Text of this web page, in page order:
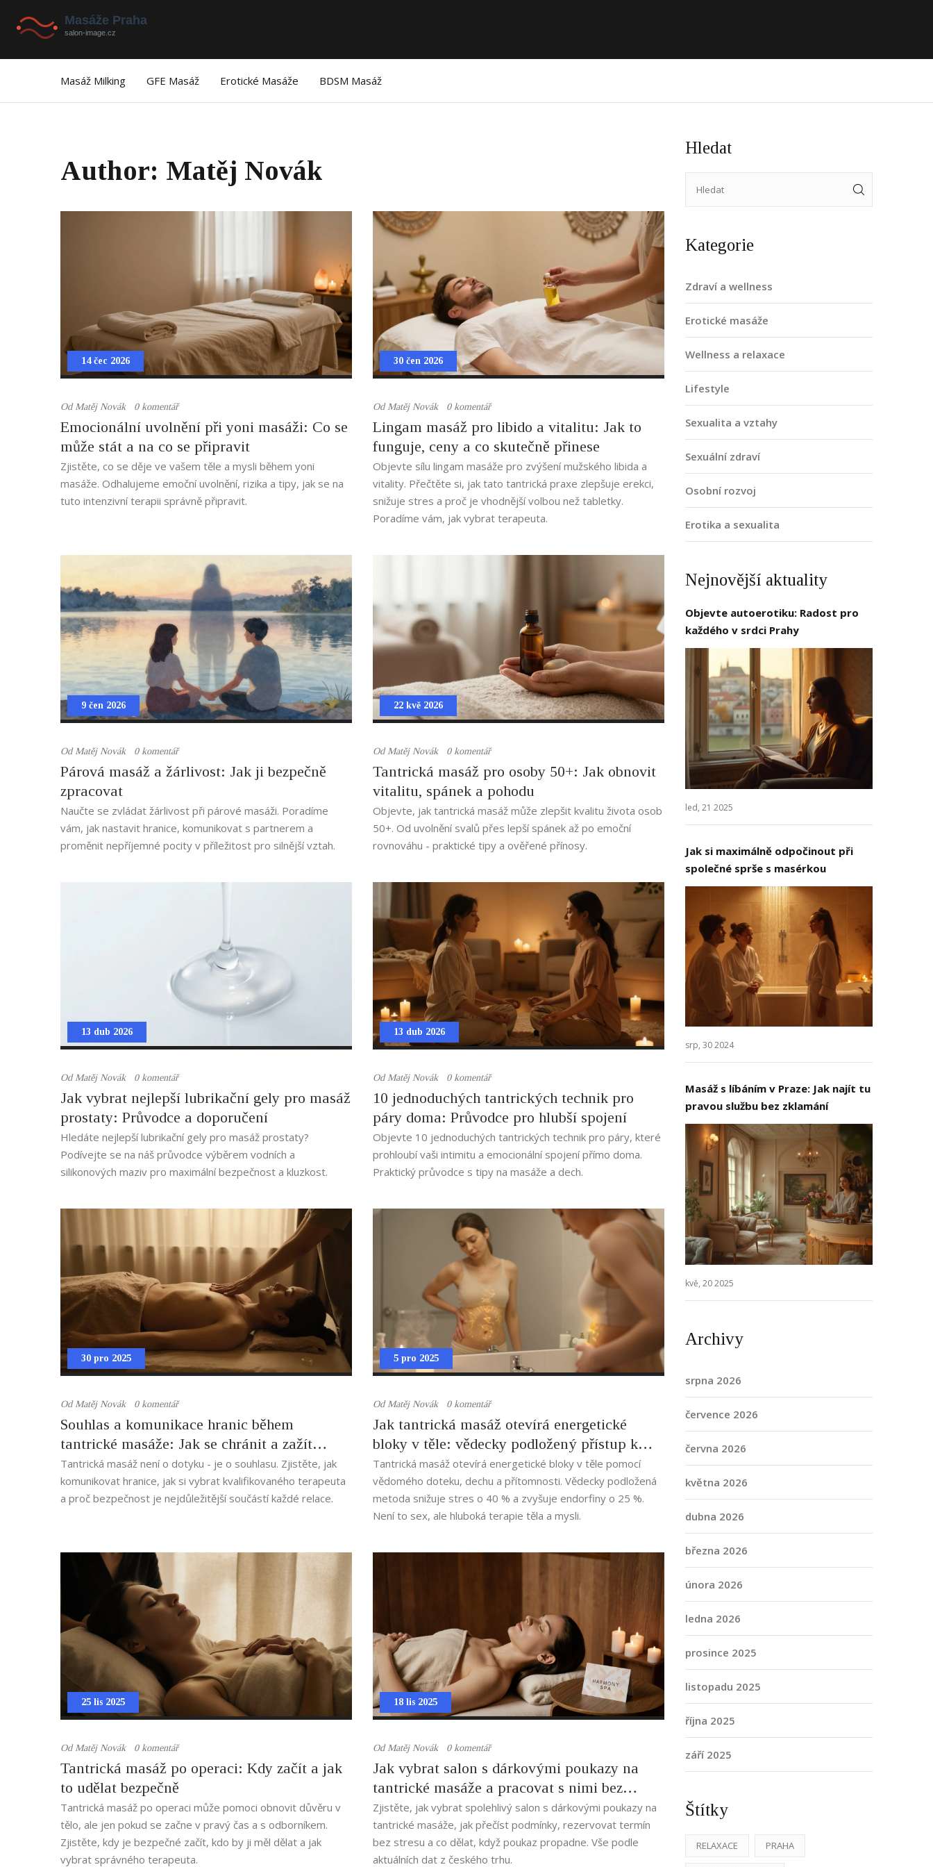
Masáž Milking GFE Masáž Erotické Masáže BDSM Masáž
Author: Matěj Novák
14 čec 2026
OdMatěj Novák 0 komentář
Emocionální uvolnění při yoni masáži: Co se
může stát a na co se připravit
Zjistěte, co se děje ve vašem těle a mysli během yoni
masáže. Odhalujeme emoční uvolnění, rizika a tipy, jak se na
tuto intenzivní terapii správně připravit.
30 čen 2026
OdMatěj Novák 0 komentář
Lingam masáž pro libido a vitalitu: Jak to
funguje, ceny a co skutečně přinese
Objevte sílu lingam masáže pro zvýšení mužského libida a
vitality. Přečtěte si, jak tato tantrická praxe zlepšuje erekci,
snižuje stres a proč je vhodnější volbou než tabletky.
Poradíme vám, jak vybrat terapeuta.
9 čen 2026
Od Matěj Novák 0 komentář
Párová masáž a žárlivost: Jak ji bezpečně
zpracovat
Naučte se zvládat žárlivost při párové masáži. Poradíme
vám, jak nastavit hranice, komunikovat s partnerem a
proměnit nepříjemné pocity v příležitost pro silnější vztah.
22 kvě 2026
Od Matěj Novák 0 komentář
Tantrická masáž pro osoby 50+: Jak obnovit
vitalitu, spánek a pohodu
Objevte, jak tantrická masáž může zlepšit kvalitu života osob
50+. Od uvolnění svalů přes lepší spánek až po emoční
rovnováhu - praktické tipy a ověřené přínosy.
13 dub 2026
Od Matěj Novák 0 komentář
Jak vybrat nejlepší lubrikační gely pro masáž
prostaty: Průvodce a doporučení
Hledáte nejlepší lubrikační gely pro masáž prostaty?
Podívejte se na náš průvodce výběrem vodních a
silikonových maziv pro maximální bezpečnost a kluzkost.
13 dub 2026
Od Matěj Novák 0 komentář
10 jednoduchých tantrických technik pro
páry doma: Průvodce pro hlubší spojení
Objevte 10 jednoduchých tantrických technik pro páry, které
prohloubí vaši intimitu a emocionální spojení přímo doma.
Praktický průvodce s tipy na masáže a dech.
30 pro 2025
OdMatěj Novák 0 komentář
Souhlas a komunikace hranic během
tantrické masáže: Jak se chránit a zažít
bezpečnou zkušenost
Tantrická masáž není o dotyku - je o souhlasu. Zjistěte, jak
komunikovat hranice, jak si vybrat kvalifikovaného terapeuta
a proč bezpečnost je nejdůležitější součástí každé relace.
5 pro 2025
OdMatěj Novák 0 komentář
Jak tantrická masáž otevírá energetické
bloky v těle: vědecky podložený přístup k
uvolnění energie
Tantrická masáž otevírá energetické bloky v těle pomocí
vědomého doteku, dechu a přítomnosti. Vědecky podložená
metoda snižuje stres o 40 % a zvyšuje endorfiny o 25 %.
Není to sex, ale hluboká terapie těla a mysli.
25 lis 2025
OdMatěj Novák 0 komentář
Tantrická masáž po operaci: Kdy začít a jak
to udělat bezpečně
Tantrická masáž po operaci může pomoci obnovit důvěru v
tělo, ale jen pokud se začne v pravý čas a s odborníkem.
Zjistěte, kdy je bezpečné začít, kdo by ji měl dělat a jak
vybrat správného terapeuta.
18 lis 2025
OdMatěj Novák 0 komentář
Jak vybrat salon s dárkovými poukazy na
tantrické masáže a pracovat s nimi bez
stresu
Zjistěte, jak vybrat spolehlivý salon s dárkovými poukazy na
tantrické masáže, jak přečíst podmínky, rezervovat termín
bez stresu a co dělat, když poukaz propadne. Vše podle
aktuálních dat z českého trhu.
Hledat
Kategorie
Zdraví a wellness
Erotické masáže
Wellness a relaxace
Lifestyle
Sexualita a vztahy
Sexuální zdraví
Osobní rozvoj
Erotika a sexualita
Nejnovější aktuality
Objevte autoerotiku: Radost pro
každého v srdci Prahy
led, 21 2025
Jak si maximálně odpočinout při
společné sprše s masérkou
srp, 30 2024
Masáž s líbáním v Praze: Jak najít tu
pravou službu bez zklamání
kvě, 20 2025
Archivy
srpna 2026
července 2026
června 2026
května 2026
dubna 2026
března 2026
února 2026
ledna 2026
prosince 2025
listopadu 2025
října 2025
září 2025
Štítky
RELAXACE PRAHA